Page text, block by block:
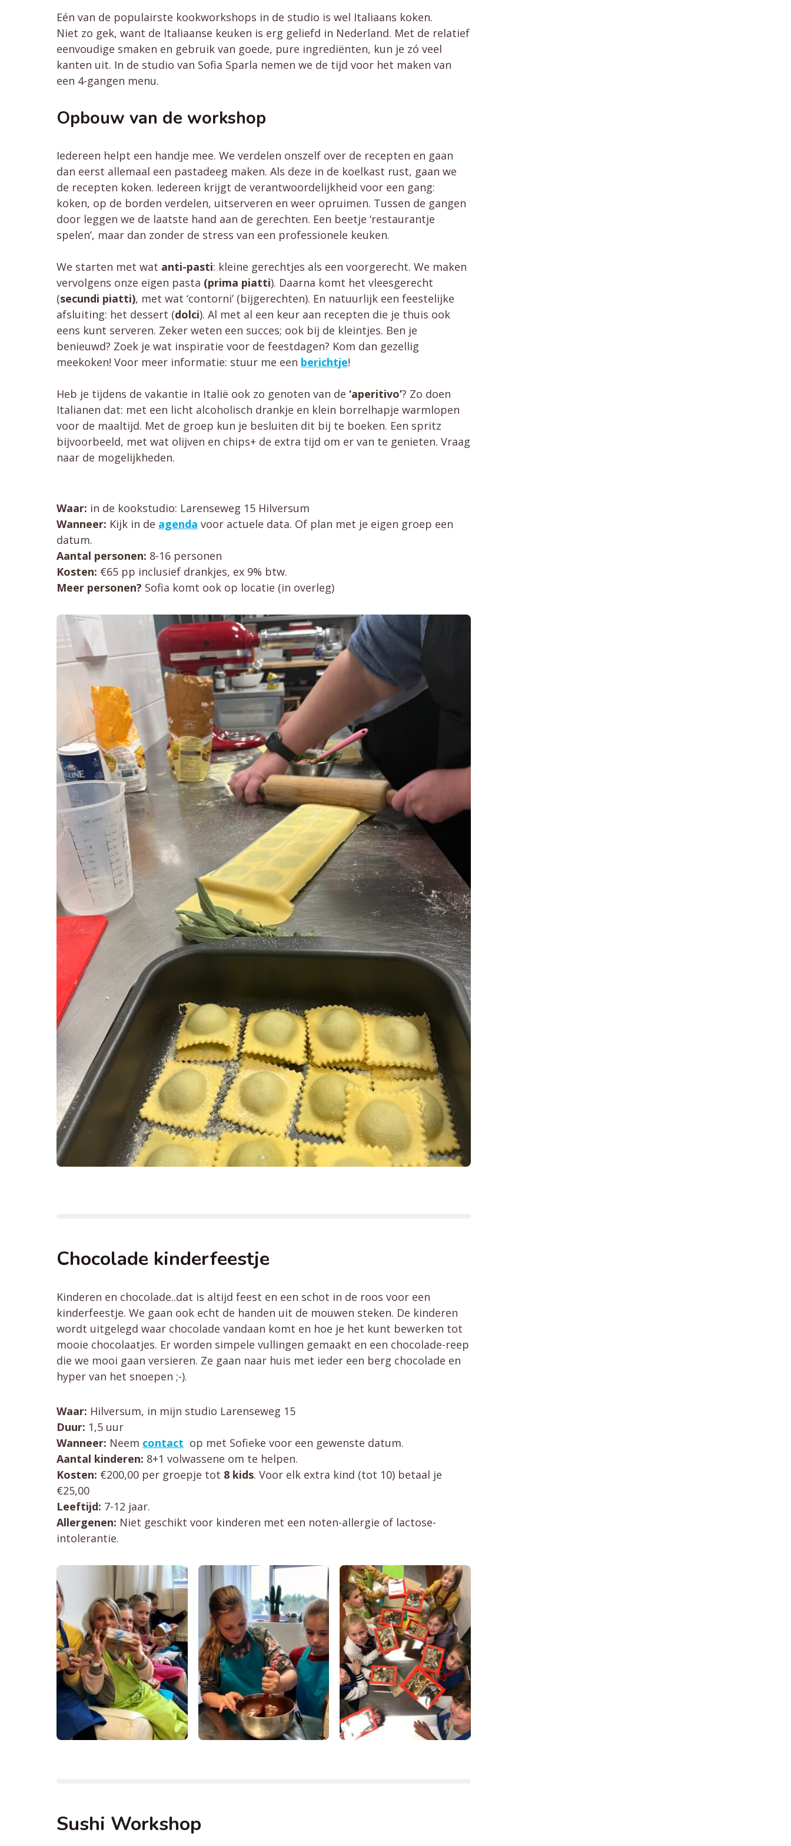
Eén van de populairste kookworkshops in de studio is wel Italiaans koken.
Niet zo gek, want de Italiaanse keuken is erg geliefd in Nederland. Met de relatief
eenvoudige smaken en gebruik van goede, pure ingrediënten, kun je zó veel
kanten uit. In de studio van Sofia Sparla nemen we de tijd voor het maken van
een 4-gangen menu.
Opbouw van de workshop
Iedereen helpt een handje mee. We verdelen onszelf over de recepten en gaan
dan eerst allemaal een pastadeeg maken. Als deze in de koelkast rust, gaan we
de recepten koken. Iedereen krijgt de verantwoordelijkheid voor een gang:
koken, op de borden verdelen, uitserveren en weer opruimen. Tussen de gangen
door leggen we de laatste hand aan de gerechten. Een beetje ‘restaurantje
spelen’, maar dan zonder de stress van een professionele keuken.
We starten met wat anti-pasti: kleine gerechtjes als een voorgerecht. We maken
vervolgens onze eigen pasta (prima piatti). Daarna komt het vleesgerecht
(secundi piatti), met wat ‘contorni’ (bijgerechten). En natuurlijk een feestelijke
afsluiting: het dessert (dolci). Al met al een keur aan recepten die je thuis ook
eens kunt serveren. Zeker weten een succes; ook bij de kleintjes. Ben je
benieuwd? Zoek je wat inspiratie voor de feestdagen? Kom dan gezellig
meekoken! Voor meer informatie: stuur me een berichtje!
Heb je tijdens de vakantie in Italië ook zo genoten van de ‘aperitivo’? Zo doen
Italianen dat: met een licht alcoholisch drankje en klein borrelhapje warmlopen
voor de maaltijd. Met de groep kun je besluiten dit bij te boeken. Een spritz
bijvoorbeeld, met wat olijven en chips+ de extra tijd om er van te genieten. Vraag
naar de mogelijkheden.
Waar: in de kookstudio: Larenseweg 15 Hilversum
Wanneer: Kijk in de agenda voor actuele data. Of plan met je eigen groep een
datum.
Aantal personen: 8-16 personen
Kosten: €65 pp inclusief drankjes, ex 9% btw.
Meer personen? Sofia komt ook op locatie (in overleg)
Chocolade kinderfeestje
Kinderen en chocolade..dat is altijd feest en een schot in de roos voor een
kinderfeestje. We gaan ook echt de handen uit de mouwen steken. De kinderen
wordt uitgelegd waar chocolade vandaan komt en hoe je het kunt bewerken tot
mooie chocolaatjes. Er worden simpele vullingen gemaakt en een chocolade-reep
die we mooi gaan versieren. Ze gaan naar huis met ieder een berg chocolade en
hyper van het snoepen ;-).
Waar: Hilversum, in mijn studio Larenseweg 15
Duur: 1,5 uur
Wanneer: Neem contact op met Sofieke voor een gewenste datum.
Aantal kinderen: 8+1 volwassene om te helpen.
Kosten: €200,00 per groepje tot 8 kids. Voor elk extra kind (tot 10) betaal je
€25,00
Leeftijd: 7-12 jaar.
Allergenen: Niet geschikt voor kinderen met een noten-allergie of lactose-
intolerantie.
Sushi Workshop